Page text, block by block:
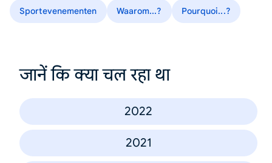
Sportevenementen Waarom...? Pourquoi...?
जानें कि क्या चल रहा था
2022
2021